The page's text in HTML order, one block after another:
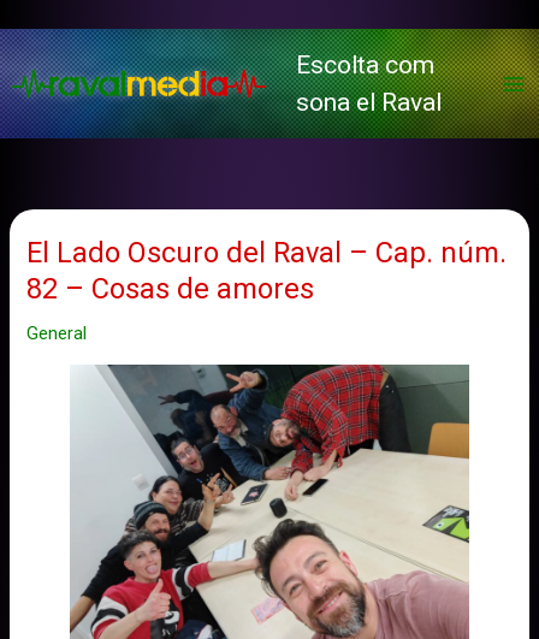
al
contingut
Escolta com
sona el Raval
El Lado Oscuro del Raval – Cap. núm.
82 – Cosas de amores
General